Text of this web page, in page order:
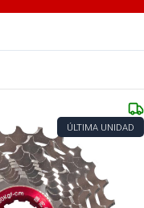
ÚLTIMA UNIDAD